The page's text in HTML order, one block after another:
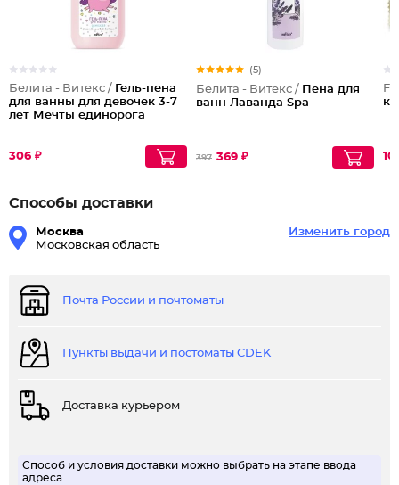
Белита - Витекс / Гель-пена
для ванны для девочек 3-7
лет Мечты единорога
306 ₽
(5)
Белита - Витекс / Пена для
ванн Лаванда Spa
397 369 ₽
Способы доставки
Москва
Московская область
Изменить город
Почта России и почтоматы
Пункты выдачи и постоматы CDEK
Доставка курьером
Способ и условия доставки можно выбрать на этапе ввода
адреса